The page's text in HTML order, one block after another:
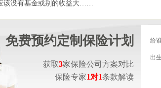
该没有基金或别的收益大……
免费预约定制保险计划
获取3家保险公司方案对比
保险专家1对1条款解读
给
出